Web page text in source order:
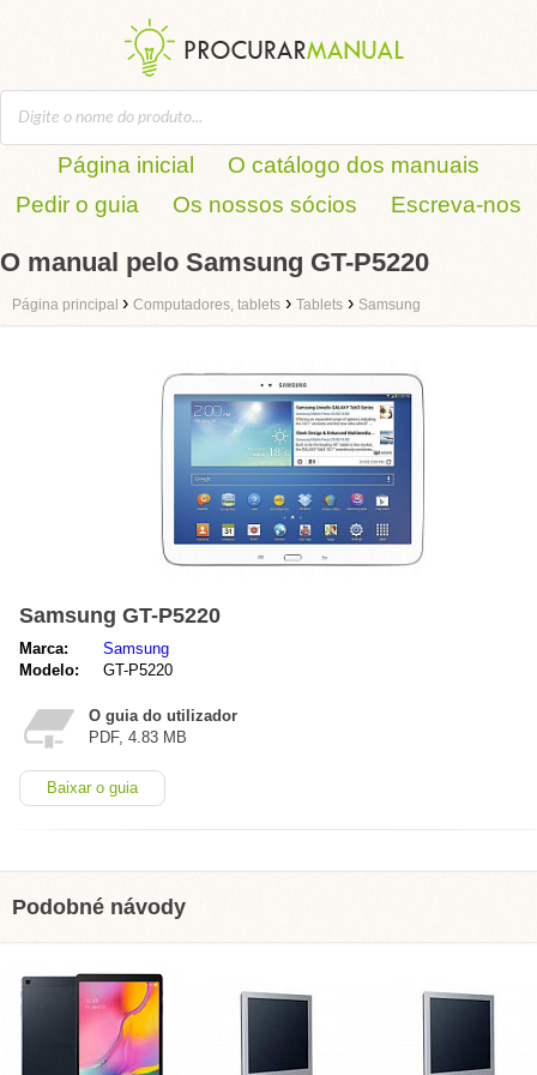
Página inicial
O catálogo dos manuais
Pedir o guia
Os nossos sócios Escreva-nos
O manual pelo Samsung GT-P5220
Página principal › Computadores, tablets › Tablets › Samsung
Samsung GT-P5220
Marca:
Samsung
Modelo:
GT-P5220
O guia do utilizador
PDF, 4.83 MB
Baixar o guia
Podobné návody